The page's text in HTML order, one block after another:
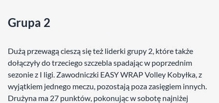
Grupa 2
Dużą przewagą cieszą się też liderki grupy 2, które także
dołączyły do trzeciego szczebla spadając w poprzednim
sezonie z I ligi. Zawodniczki EASY WRAP Volley Kobyłka, z
wyjątkiem jednego meczu, pozostają poza zasięgiem innych.
Drużyna ma 27 punktów, pokonując w sobotę najniżej